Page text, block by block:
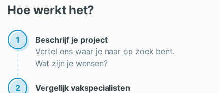
Rolluiken in Den Bosch
Rolluiken op zonne-energie
Rolluiken in Tilburg
Goedkope rolluiken
Hoe werkt het?
1
Beschrijf je project
Vertel ons waar je naar op zoek bent.
Wat zijn je wensen?
2
Vergelijk vakspecialisten